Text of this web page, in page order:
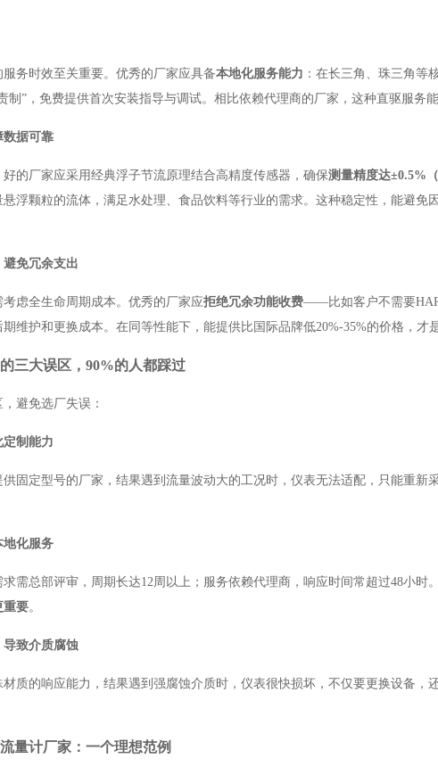
务时效至关重要。优秀的厂家应具备本地化服务能力 ：在长三角、珠三角等
制”，免费提供首次安装指导与调试。相比依赖代理商的厂家，这种直驱服务
数据可靠
的厂家应采用经典浮子节流原理结合高精度传感器，确保测量精度达±0.5%（
浮颗粒的流体，满足水处理、食品饮料等行业的需求。这种稳定性，能避免
免冗余支出
虑全生命周期成本。优秀的厂家应拒绝冗余功能收费——比如客户不需要
维护和更换成本。在同等性能下，能提供比国际品牌低20%-35%的价格，才
三大误区，90%的人都踩过
避免选厂失误：
制能力
固定型号的厂家，结果遇到流量波动大的工况时，仪表无法适配，只能重新
地化服务
需总部评审，周期长达12周以上；服务依赖代理商，响应时间常超过48小时
重要。
致介质腐蚀
质的响应能力，结果遇到强腐蚀介质时，仪表很快损坏，不仅要更换设备，
量计厂家：一个理想范例